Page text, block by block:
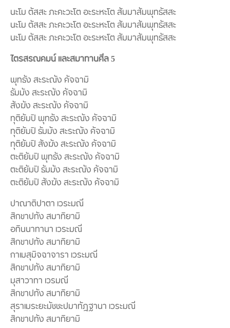
นะโม ตัสสะ ภะคะวะโต อะระหะโต สัมมาสัมพุทธัสสะ
นะโม ตัสสะ ภะคะวะโต อะระหะโต สัมมาสัมพุทธัสสะ
นะโม ตัสสะ ภะคะวะโต อะระหะโต สัมมาสัมพุทธัสสะ
ไตรสรณคมน์ และสมาทานศีล 5
พุทธัง สะระณัง คัจฉามิ
ธัมมัง สะระณัง คัจฉามิ
สังฆัง สะระณัง คัจฉามิ
ทุติยัมปิ พุทธัง สะระณัง คัจฉามิ
ทุติยัมปิ ธัมมัง สะระณัง คัจฉามิ
ทุติยัมปิ สังฆัง สะระณัง คัจฉามิ
ตะติยัมปิ พุทธัง สะระณัง คัจฉามิ
ตะติยัมปิ ธัมมัง สะระณัง คัจฉามิ
ตะติยัมปิ สังฆัง สะระณัง คัจฉามิ
ปาณาติปาตา เวระมณี
สิกขาปทัง สมาทิยามิ
อทินนาทานา เวระมณี
สิกขาปทัง สมาทิยามิ
กาเมสุมิจฉาจารา เวระมณี
สิกขาปทัง สมาทิยามิ
มุสาวาทา เวรมณี
สิกขาปทัง สมาทิยามิ
สุราเมระยะมัชชะปมาทัฎฐานา เวระมณี
สิกขาปทัง สมาทิยามิ